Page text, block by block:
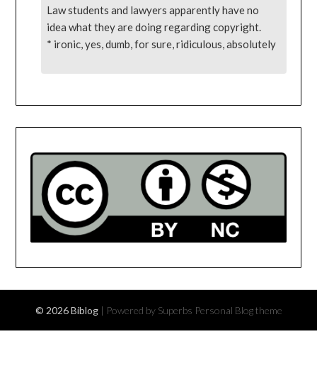
Law students and lawyers apparently have no
idea what they are doing regarding copyright.
* ironic, yes, dumb, for sure, ridiculous, absolutely
© 2026 Biblog | Powered by Superbs Personal Blog theme